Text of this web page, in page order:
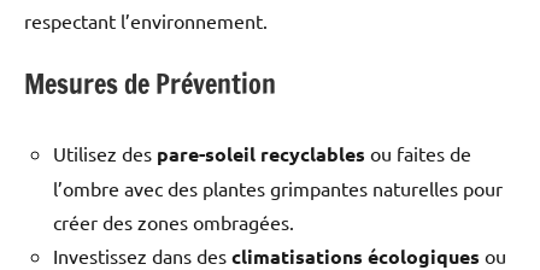
respectant l’environnement.
Mesures de Prévention
Utilisez des pare-soleil recyclables ou faites de
l’ombre avec des plantes grimpantes naturelles pour
créer des zones ombragées.
Investissez dans des climatisations écologiques ou